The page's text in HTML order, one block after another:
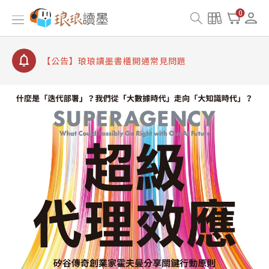
0
【公告】琅琅書店服務升級重要說明及資產合併結果
查詢
【公告】琅琅讀墨數位閱讀資產合併與書櫃開通申請
【公告】琅琅讀墨書櫃開通常見問題
【公告】琅琅書店服務升級重要說明及資產合併結果
查詢
【公告】琅琅讀墨數位閱讀資產合併與書櫃開通申請